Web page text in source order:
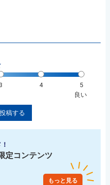
3 4
5
良い
稿する
定コンテンツ
もっと見る